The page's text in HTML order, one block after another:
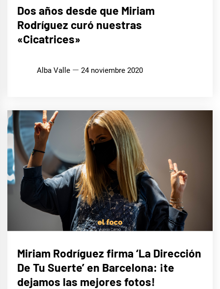
Dos años desde que Miriam
Rodríguez curó nuestras
«Cicatrices»
Alba Valle 24 noviembre 2020
Miriam Rodríguez firma ‘La Dirección
De Tu Suerte’ en Barcelona: ¡te
dejamos las mejores fotos!